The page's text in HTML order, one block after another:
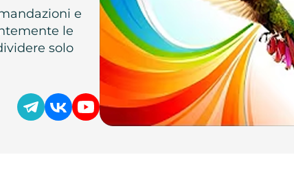
e
le
solo